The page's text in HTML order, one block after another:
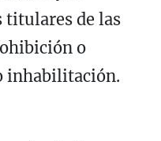
titulares de las
o
inhabilitación.